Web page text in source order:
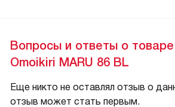
Вопросы и ответы о
Omoikiri MARU 86 BL
Еще никто не оставлял отзыв о
отзыв может стать первым.